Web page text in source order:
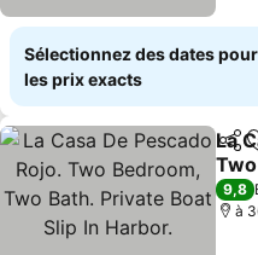
Sélectionnez des dates
les prix exacts
La
9,8
à